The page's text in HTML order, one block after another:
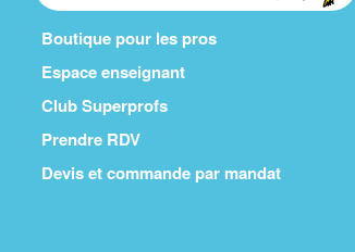
Boutique pour les pros
Espace enseignant
Club Superprofs
Prendre RDV
Devis et commande par mandat